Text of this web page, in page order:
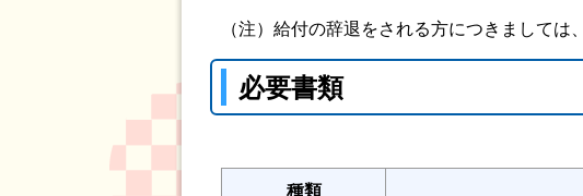
（注）給付の辞退をされる方につきましては
必要書類
種類